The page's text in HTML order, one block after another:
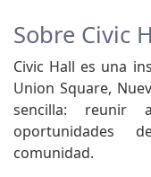
Sobre Civic
Civic Hall es una
Union Square,
sencilla:
oportunidades
comunidad.